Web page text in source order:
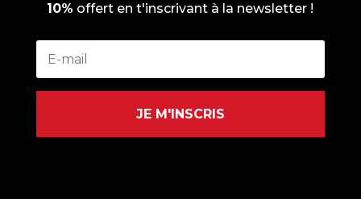
10% offert en t'inscrivant à la newsletter !
JE M'INSCRIS